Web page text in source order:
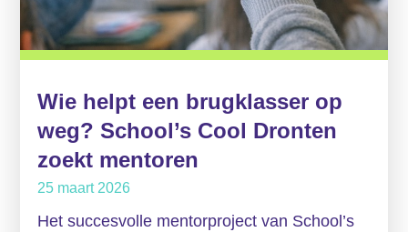
Wie helpt een brugklasser op
weg? School’s Cool Dronten
zoekt mentoren
25 maart 2026
Het succesvolle mentorproject van School’s